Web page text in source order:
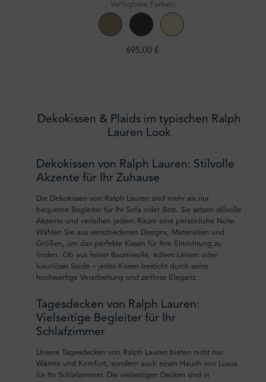
Verfügbare Farben:
695,00 €
Dekokissen & Plaids im typischen Ralph
Lauren Look
Dekokissen von Ralph Lauren: Stilvolle
Akzente für Ihr Zuhause
Die Dekokissen von Ralph Lauren sind mehr als nur
bequeme Begleiter für Ihr Sofa oder Bett. Sie setzen stilvolle
Akzente und verleihen jedem Raum eine persönliche Note.
Wählen Sie aus verschiedenen Designs, Materialien und
Größen, um das perfekte Kissen für Ihre Einrichtung zu
finden. Ob aus feiner Baumwolle, edlem Leinen oder
luxuriöser Seide – jedes Kissen besticht durch seine
hochwertige Verarbeitung und zeitlose Eleganz.
Tagesdecken von Ralph Lauren:
Vielseitige Begleiter für Ihr
Schlafzimmer
Unsere Tagesdecken von Ralph Lauren bieten nicht nur
Wärme und Komfort, sondern auch einen Hauch von Luxus
für Ihr Schlafzimmer. Die vielseitigen Decken sind in